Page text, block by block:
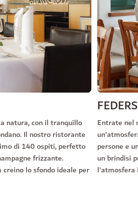
natura, con il tranquillo
Il nostro ristorante
di 140 ospiti, perfetto
frizzante.
lo sfondo ideale per
Entrate nel
persone e
un brindisi
l'atmosfera